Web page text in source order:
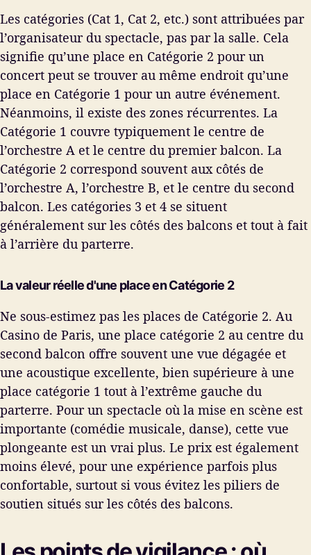
Les catégories (Cat 1, Cat 2, etc.) sont attribuées par
l’organisateur du spectacle, pas par la salle. Cela
signifie qu’une place en Catégorie 2 pour un
concert peut se trouver au même endroit qu’une
place en Catégorie 1 pour un autre événement.
Néanmoins, il existe des zones récurrentes. La
Catégorie 1 couvre typiquement le centre de
l’orchestre A et le centre du premier balcon. La
Catégorie 2 correspond souvent aux côtés de
l’orchestre A, l’orchestre B, et le centre du second
balcon. Les catégories 3 et 4 se situent
généralement sur les côtés des balcons et tout à fait
à l’arrière du parterre.
La valeur réelle d'une place en Catégorie 2
Ne sous-estimez pas les places de Catégorie 2. Au
Casino de Paris, une place catégorie 2 au centre du
second balcon offre souvent une vue dégagée et
une acoustique excellente, bien supérieure à une
place catégorie 1 tout à l’extrême gauche du
parterre. Pour un spectacle où la mise en scène est
importante (comédie musicale, danse), cette vue
plongeante est un vrai plus. Le prix est également
moins élevé, pour une expérience parfois plus
confortable, surtout si vous évitez les piliers de
soutien situés sur les côtés des balcons.